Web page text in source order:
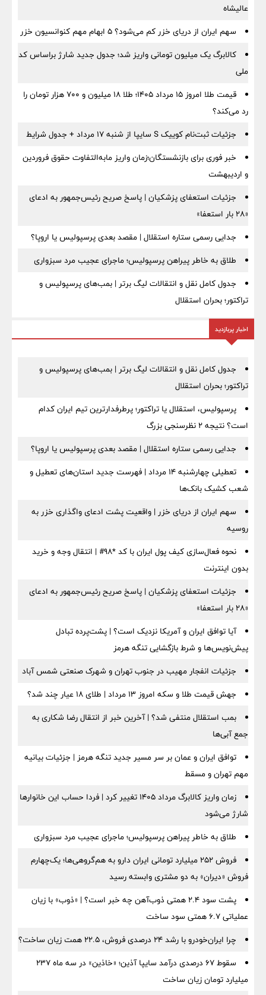
عالیشاه
سهم ایران از دریای خزر کم می‌شود؟ ۵ ابهام مهم کنوانسیون خزر
کالابرگ یک میلیون تومانی واریز شد؛ جدول جدید شارژ براساس کد
ملی
قیمت طلا امروز ۱۵ مرداد ۱۴۰۵؛ طلا ۱۸ میلیون و ۷۰۰ هزار تومان را
رد می‌کند؟
جزئیات ثبت‌نام کوییک S سایپا از شنبه ۱۷ مرداد + جدول شرایط
خبر فوری برای بازنشستگان؛زمان واریز مابه‌التفاوت حقوق فروردین
و اردیبهشت
جزئیات استعفای پزشکیان | پاسخ صریح رئیس‌جمهور به ادعای
«۲۸ بار استعفا»
جدایی رسمی ستاره استقلال | مقصد بعدی پرسپولیس یا اروپا؟
طلاق به خاطر پیراهن پرسپولیس؛ ماجرای عجیب مرد سبزواری
جدول کامل نقل و انتقالات لیگ برتر | بمب‌های پرسپولیس و
تراکتور؛ بحران استقلال
اخبار پربازدید
جدول کامل نقل و انتقالات لیگ برتر | بمب‌های پرسپولیس و
تراکتور؛ بحران استقلال
پرسپولیس، استقلال یا تراکتور؛ پرطرفدارترین تیم ایران کدام
است؟ نتیجه ۲ نظرسنجی بزرگ
جدایی رسمی ستاره استقلال | مقصد بعدی پرسپولیس یا اروپا؟
تعطیلی چهارشنبه ۱۴ مرداد | فهرست جدید استان‌های تعطیل و
شعب کشیک بانک‌ها
سهم ایران از دریای خزر | واقعیت پشت ادعای واگذاری خزر به
روسیه
نحوه فعال‌سازی کیف پول ایران با کد *98# | انتقال وجه و خرید
بدون اینترنت
جزئیات استعفای پزشکیان | پاسخ صریح رئیس‌جمهور به ادعای
«۲۸ بار استعفا»
آیا توافق ایران و آمریکا نزدیک است؟ | پشت‌پرده تبادل
پیش‌نویس‌ها و شرط بازگشایی تنگه هرمز
جزئیات انفجار مهیب در جنوب تهران و شهرک صنعتی شمس آباد
جهش قیمت طلا و سکه امروز ۱۳ مرداد | طلای ۱۸ عیار چند شد؟
بمب استقلال منتفی شد؟ | آخرین خبر از انتقال رضا شکاری به
جمع آبی‌ها
توافق ایران و عمان بر سر مسیر جدید تنگه هرمز | جزئیات بیانیه
مهم تهران و مسقط
زمان واریز کالابرگ مرداد ۱۴۰۵ تغییر کرد | فردا حساب این خانوارها
شارژ می‌شود
طلاق به خاطر پیراهن پرسپولیس؛ ماجرای عجیب مرد سبزواری
فروش ۲۵۲ میلیارد تومانی ایران دارو به هم‌گروهی‌ها؛ یک‌چهارم
فروش «دیران» به دو مشتری وابسته رسید
پشت سود ۲.۴ همتی ذوب‌آهن چه خبر است؟ | «ذوب» با زیان
عملیاتی ۶.۷ همتی سود ساخت
چرا ایران‌خودرو با رشد ۲۴ درصدی فروش، ۲۲.۵ همت زیان ساخت؟
سقوط ۶۷ درصدی درآمد سایپا آذین؛ «خاذین» در سه ماه ۲۳۷
میلیارد تومان زیان ساخت